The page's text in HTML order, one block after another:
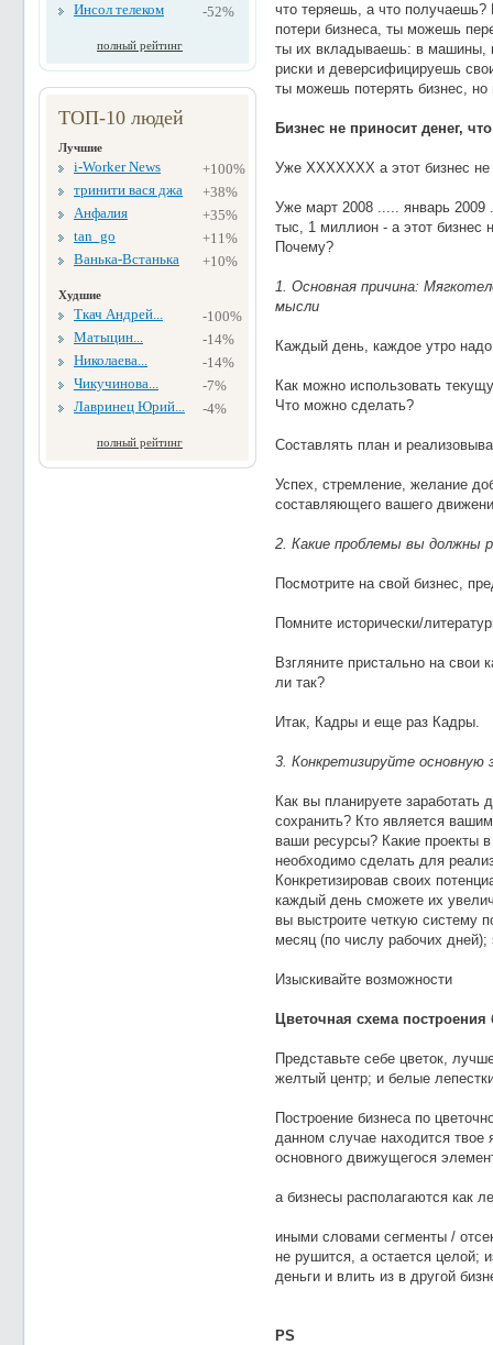
Инсол телеком
-52%
полный рейтинг
ТОП-10 людей
Лучшие
i-Worker News
+100%
тринити вася джа
+38%
Анфалия
+35%
tan_go
+11%
Ванька-Встанька
+10%
Худшие
Ткач Андрей...
-100%
Матыцин...
-14%
Николаева...
-14%
Чикучинова...
-7%
Лавринец Юрий...
-4%
полный рейтинг
что теряешь, а что получаешь?
потери бизнеса, ты можешь
ты их вкладываешь: в машины,
риски и деверсифицируешь
ты можешь потерять бизнес, но
Бизнес не приносит денег,
Уже XXXXXXX а этот бизнес не
Уже март 2008 ..... январь
тыс, 1 миллион - а этот бизнес
Почему?
1. Основная причина:
мысли
Каждый день, каждое утро
Как можно использовать
Что можно сделать?
Составлять план и
Успех, стремление, желание
составляющего вашего
2. Какие проблемы вы должны
Посмотрите на свой бизнес,
Помните исторически/
Взгляните пристально на свои
ли так?
Итак, Кадры и еще раз Кадры.
3. Конкретизируйте основную
Как вы планируете заработать
сохранить? Кто является
ваши ресурсы? Какие проекты
необходимо сделать для
Конкретизировав своих
каждый день сможете их
вы выстроите четкую систему
месяц (по числу рабочих
Изыскивайте возможности
Цветочная схема
Представьте себе цветок,
желтый центр; и белые
Построение бизнеса по
данном случае находится твое
основного движущегося
а бизнесы располагаются как
иными словами сегменты /
не рушится, а остается целой;
деньги и влить из в другой
PS